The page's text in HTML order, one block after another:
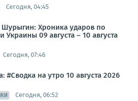
Сегодня, 04:45
Шурыгин: Хроника ударов по
Украины 09 августа – 10 августа
Сегодня, 07:46
#Сводка на утро 10 августа 2026
Сегодня, 06:52